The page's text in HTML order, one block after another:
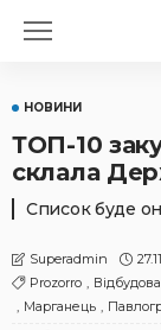
НОВИНИ
ТОП-10
склала
Список буде
Superadmin
Prozorro
Відбудова
Марганець